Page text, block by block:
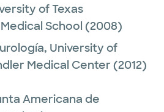
of Texas
School (2008)
University of
Medical Center (2012)
Americana de